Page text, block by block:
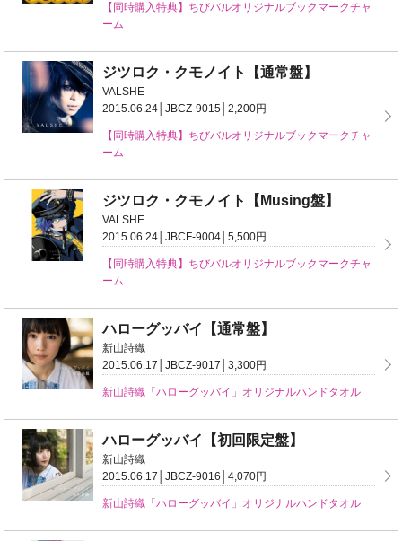
【同時購入特典】ちびバルオリジナルブックマークチャ
ーム
ジツロク・クモノイト【通常盤】
VALSHE
2015.06.24│JBCZ-9015│2,200円
【同時購入特典】ちびバルオリジナルブックマークチャ
ーム
ジツロク・クモノイト【Musing盤】
VALSHE
2015.06.24│JBCF-9004│5,500円
【同時購入特典】ちびバルオリジナルブックマークチャ
ーム
ハローグッバイ【通常盤】
新山詩織
2015.06.17│JBCZ-9017│3,300円
新山詩織「ハローグッバイ」オリジナルハンドタオル
ハローグッバイ【初回限定盤】
新山詩織
2015.06.17│JBCZ-9016│4,070円
新山詩織「ハローグッバイ」オリジナルハンドタオル